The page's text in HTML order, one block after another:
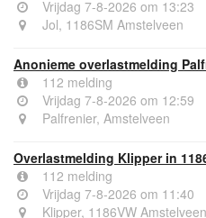
Vrijdag 7-8-2026 om 13:23
Jol, 1186SM Amstelveen
Anonieme overlastmelding
112 melding
Vrijdag 7-8-2026 om 12:59
Palfrenier, Amstelveen
Overlastmelding Klipper in
112 melding
Vrijdag 7-8-2026 om 11:40
Klipper, 1186VW Amstelveen